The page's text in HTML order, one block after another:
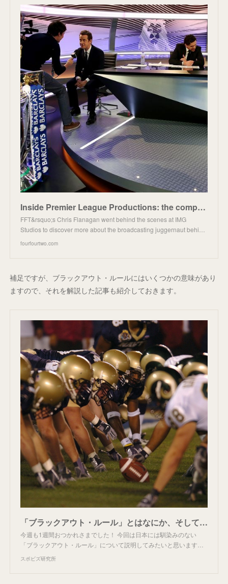
Inside Premier League Productions: the company you know nothing about servicing 730m homes every mat
FFT&rsquo;s Chris Flanagan went behind the scenes at IMG
Studios to discover more about the broadcasting juggernaut behi…
fourfourtwo.com
補足ですが、ブラックアウト・ルールにはいくつかの意味があり
ますので、それを解説した記事も紹介しておきます。
「ブラックアウト・ルール」とはなにか、そしてその目的は - スポビズ研究所
今週も1週間おつかれさまでした！ 今回は日本には馴染みのない
「ブラックアウト・ルール」について説明してみたいと思います…
スポビズ研究所